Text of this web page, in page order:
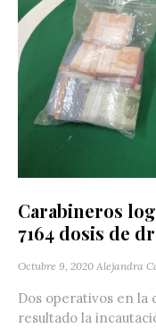
Carabineros
7164 dosis de
Octubre 9, 2020 Alejandra
Dos operativos en la
resultado la